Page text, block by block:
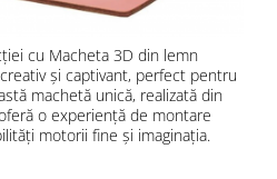
cu Macheta 3D din lemn
și captivant, perfect pentru
machetă unică, realizată din
o experiență de montare
motorii fine și imaginația.